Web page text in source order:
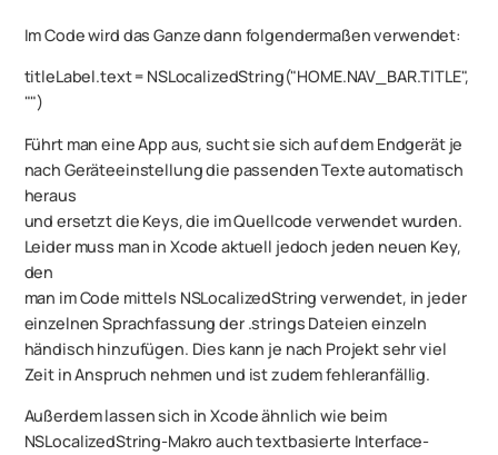
Im Code wird das Ganze dann folgendermaßen verwendet:
titleLabel.text = NSLocalizedString("HOME.NAV_BAR.TITLE",
"")
Führt man eine App aus, sucht sie sich auf dem Endgerät je
nach Geräteeinstellung die passenden Texte automatisch
heraus
und ersetzt die Keys, die im Quellcode verwendet wurden.
Leider muss man in Xcode aktuell jedoch jeden neuen Key,
den
man im Code mittels NSLocalizedString verwendet, in jeder
einzelnen Sprachfassung der .strings Dateien einzeln
händisch hinzufügen. Dies kann je nach Projekt sehr viel
Zeit in Anspruch nehmen und ist zudem fehleranfällig.
Außerdem lassen sich in Xcode ähnlich wie beim
NSLocalizedString-Makro auch textbasierte Interface-